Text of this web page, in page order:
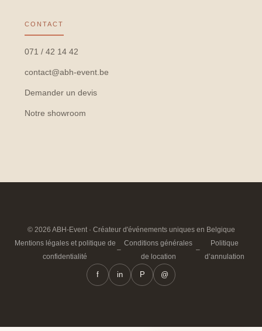
CONTACT
071 / 42 14 42
contact@abh-event.be
Demander un devis
Notre showroom
© 2026 ABH-Event · Créateur d'événements uniques en Belgique
Mentions légales et politique de
confidentialité
–
Conditions générales
de location
–
Politique
d’annulation
f in P @